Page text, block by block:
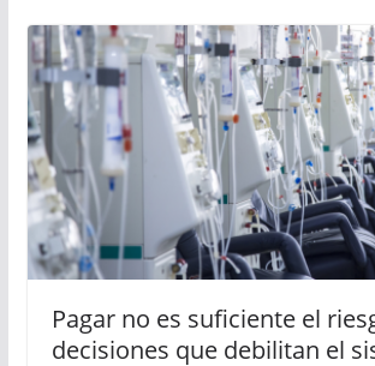
Pagar no es suficiente el
decisiones que debilitan el